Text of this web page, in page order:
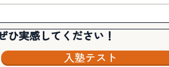
ひ実感してください！
入塾テスト